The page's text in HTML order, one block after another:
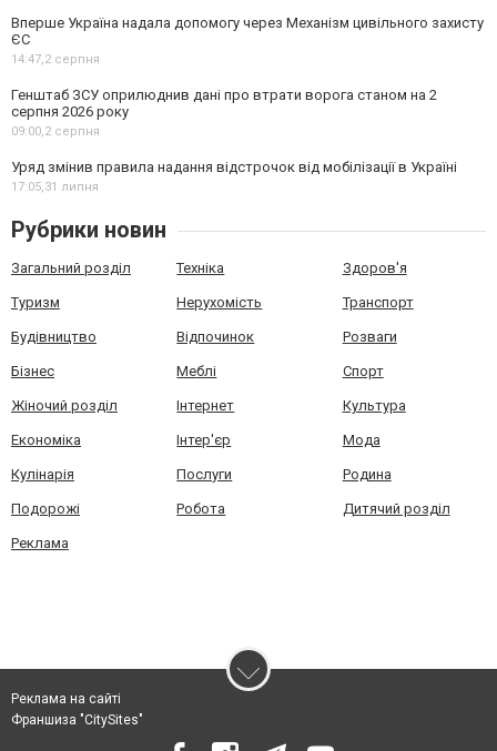
Вперше Україна надала допомогу через Механізм цивільного захисту
ЄС
14:47,2 серпня
Генштаб ЗСУ оприлюднив дані про втрати ворога станом на 2
серпня 2026 року
09:00,2 серпня
Уряд змінив правила надання відстрочок від мобілізації в Україні
17:05,31 липня
Рубрики новин
Загальний розділ Техніка Здоров'я
Туризм Нерухомість Транспорт
Будівництво Відпочинок Розваги
Бізнес Меблі Спорт
Жіночий розділ Інтернет Культура
Економіка Інтер'єр Мода
Кулінарія Послуги Родина
Подорожі Робота Дитячий розділ
Реклама
Реклама на сайті
Франшиза "CitySites"